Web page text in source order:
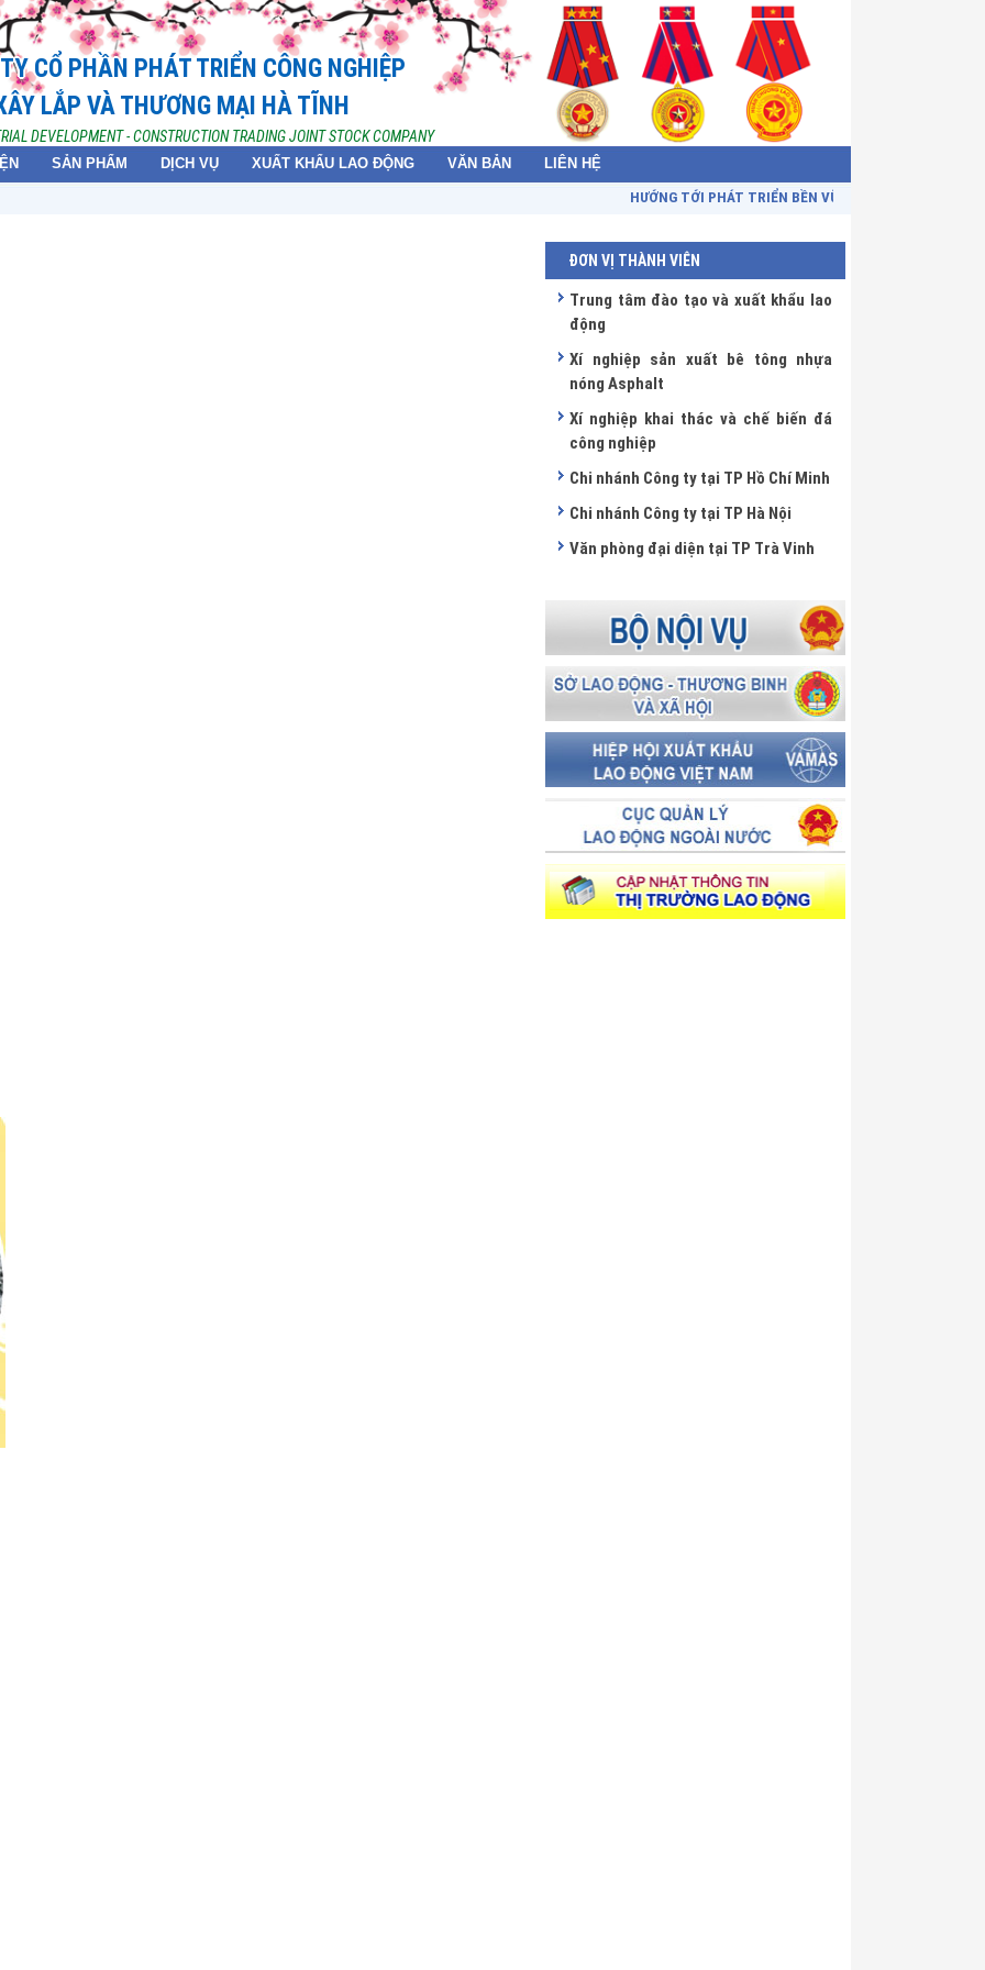
CỔ PHẦN PHÁT TRIỂN CÔNG NGHIỆP
LẮP VÀ THƯƠNG MẠI HÀ TĨNH
DEVELOPMENT - CONSTRUCTION TRADING JOINT STOCK COMPANY
SẢN PHẨM DỊCH VỤ XUẤT KHẨU LAO ĐỘNG VĂN BẢN LIÊN HỆ
HƯỚNG TỚI PHÁT TRIỂN BỀN VỮNG - TOWARDS
ĐƠN VỊ THÀNH VIÊN
Trung tâm đào tạo và xuất khẩu lao
động
Xí nghiệp sản xuất bê tông nhựa
nóng Asphalt
Xí nghiệp khai thác và chế biến đá
công nghiệp
Chi nhánh Công ty tại TP Hồ Chí Minh
Chi nhánh Công ty tại TP Hà Nội
Văn phòng đại diện tại TP Trà Vinh